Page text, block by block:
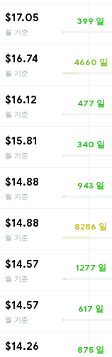
$17.05
월 기준
399 일
$16.74
월 기준
4660 일
$16.12
월 기준
477 일
$15.81
월 기준
340 일
$14.88
월 기준
943 일
$14.88
월 기준
8286 일
$14.57
월 기준
1277 일
$14.57
월 기준
617 일
$14.26 875 일